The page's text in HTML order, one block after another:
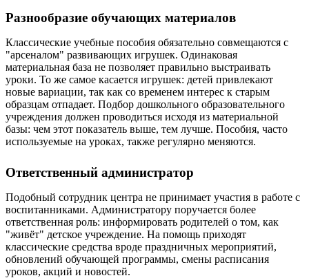
Разнообразие обучающих материалов
Классические учебные пособия обязательно совмещаются с
"арсеналом" развивающих игрушек. Одинаковая
материальная база не позволяет правильно выстраивать
уроки. То же самое касается игрушек: детей привлекают
новые вариации, так как со временем интерес к старым
образцам отпадает. Подбор дошкольного образовательного
учреждения должен проводиться исходя из материальной
базы: чем этот показатель выше, тем лучше. Пособия, часто
используемые на уроках, также регулярно меняются.
Ответственный администратор
Подобный сотрудник центра не принимает участия в работе с
воспитанниками. Администратору поручается более
ответственная роль: информировать родителей о том, как
"живёт" детское учреждение. На помощь приходят
классические средства вроде праздничных мероприятий,
обновлений обучающей программы, смены расписания
уроков, акций и новостей.